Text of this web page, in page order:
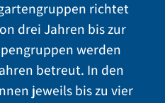
richtet
drei Jahren bis zur
werden
betreut. In den
jeweils bis zu vier